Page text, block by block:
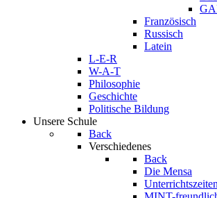
Französisch
Russisch
Latein
L-E-R
W-A-T
Philosophie
Geschichte
Politische Bildung
Unsere Schule
Back
Verschiedenes
Back
Die Mensa
Unterrichtszeiten